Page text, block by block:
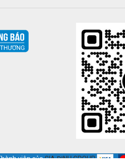
viên củaGIA ĐỊNH GROUP